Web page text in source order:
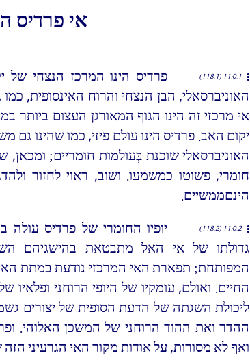
אי פרדיס
11:0.1 (118.1)
פרדיס הינו המרכז הנצחי
האוניברסאלי, הבן הנצחי והרוח האינסופית,
אי מרכזי זה הינו הגוף המאורגן העצום ביותר
יקום האב. פרדיס הינו עולם פיזי, כמו שהינו גם
האוניברסאלי שוכנת בְּעולמות חומריים;
חומרי, פשוטו כמשמעו. ושוב, ראוי לחזור
הינםממשיים.
11:0.2 (118.2)
יופיו החומרי של פרדיס
גדולתו של אי האל מתבטאת בהישגיהם
המפותחת; תפארת האי המרכזי נודעת במתת
החיים. ואולם, עומקיו של היופי הרוחני
ליכולת השגתה של הדעת הסופית של יצורים
ההדר ואת ההוד הרוחני של המשכן האלוהי.
ואף לא מסורות, על אודות מקור האי הגרעיני הזה